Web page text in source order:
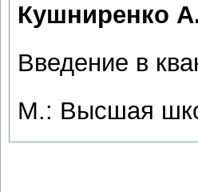
Кушниренко
Введение в
М.: Высшая